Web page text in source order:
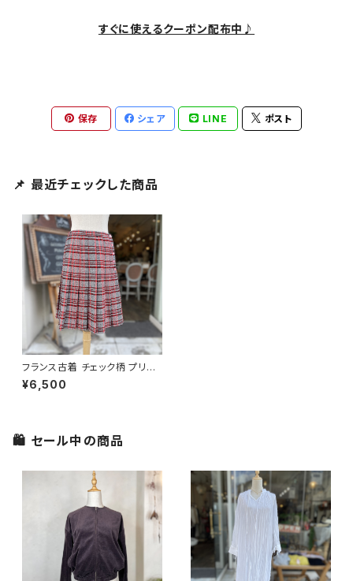
すぐに使えるクーポン配布中♪
保存 シェア LINE ポスト
📌 最近チェックした商品
フランス古着 チェック柄 プリー
ツスカート
¥6,500
🛍 セール中の商品